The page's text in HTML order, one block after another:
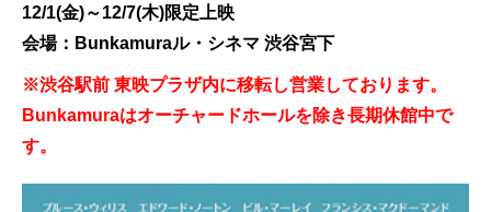
12/1(金)～12/7(木)限定上映
会場：Bunkamuraル・シネマ 渋谷宮下
※渋谷駅前 東映プラザ内に移転し営業しております。
Bunkamuraはオーチャードホールを除き長期休館中で
す。